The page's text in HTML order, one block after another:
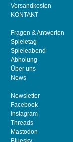
Versandkosten
KONTAKT
Fragen & Antworten
Spieletag
Spieleabend
Abholung
Über uns
News
Newsletter
Facebook
Instagram
Threads
Mastodon